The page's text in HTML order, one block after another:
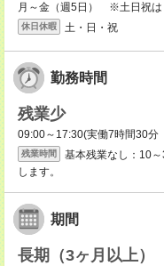
月～金（週5日） ※土日祝は
休日休暇 土・日・祝
勤務時間
残業少
09:00～17:30(実働7時間30
残業時間
基本残業なし：10
します。
期間
長期（3ヶ月以上）